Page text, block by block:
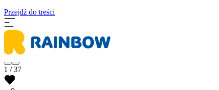
Przejdź do treści
1 / 37